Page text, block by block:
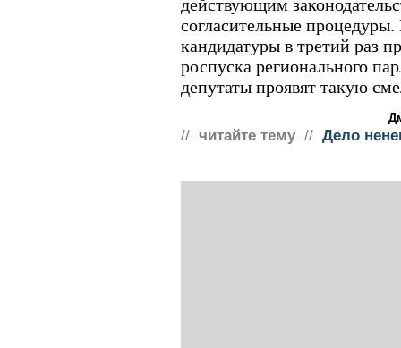
действующим
согласительные
кандидатуры в третий раз
роспуска регионального
депутаты проявят такую
// читайте тему // Дело